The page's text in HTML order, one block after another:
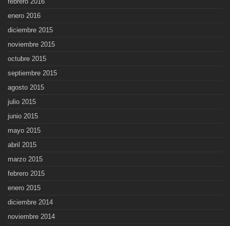
enero 2016
diciembre 2015
noviembre 2015
octubre 2015
septiembre 2015
agosto 2015
julio 2015
junio 2015
mayo 2015
abril 2015
marzo 2015
febrero 2015
enero 2015
diciembre 2014
noviembre 2014